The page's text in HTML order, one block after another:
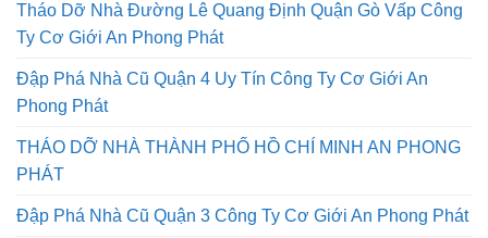
Tháo Dỡ Nhà Đường Lê Quang Định Quận Gò Vấp Công
Ty Cơ Giới An Phong Phát
Đập Phá Nhà Cũ Quận 4 Uy Tín Công Ty Cơ Giới An
Phong Phát
THÁO DỠ NHÀ THÀNH PHỐ HỒ CHÍ MINH AN PHONG
PHÁT
Đập Phá Nhà Cũ Quận 3 Công Ty Cơ Giới An Phong Phát